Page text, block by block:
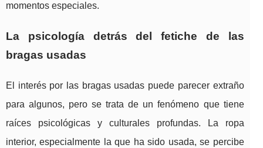
momentos especiales.
La psicología detrás del fetiche de las
bragas usadas
El interés por las bragas usadas puede parecer extraño
para algunos, pero se trata de un fenómeno que tiene
raíces psicológicas y culturales profundas. La ropa
interior, especialmente la que ha sido usada, se percibe